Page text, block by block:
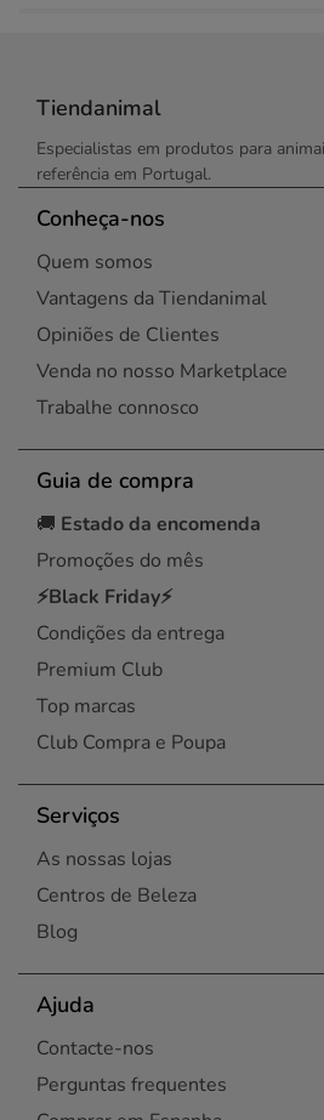
Tiendanimal
Especialistas em produtos para
referência em Portugal.
Conheça-nos
Quem somos
Vantagens da Tiendanimal
Opiniões de Clientes
Venda no nosso Marketplace
Trabalhe connosco
Guia de compra
🚚 Estado da encomenda
Promoções do mês
⚡Black Friday⚡
Condições da entrega
Premium Club
Top marcas
Club Compra e Poupa
Serviços
As nossas lojas
Centros de Beleza
Blog
Ajuda
Contacte-nos
Perguntas frequentes